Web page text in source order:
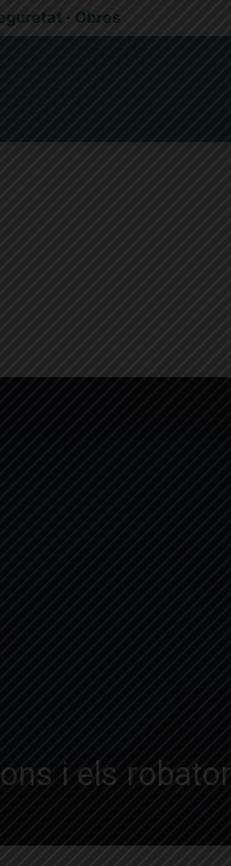
· Obres
i els